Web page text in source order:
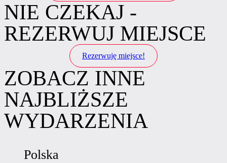
NIE CZEKAJ -
REZERWUJ MIEJSCE
Rezerwuję miejsce!
ZOBACZ INNE
NAJBLIŻSZE
WYDARZENIA
Polska